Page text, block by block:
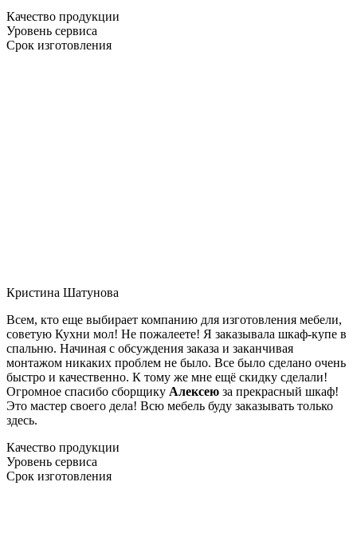
Качество продукции
Уровень сервиса
Срок изготовления
Кристина Шатунова
Всем, кто еще выбирает компанию для изготовления мебели,
советую Кухни мол! Не пожалеете! Я заказывала шкаф-купе в
спальню. Начиная с обсуждения заказа и заканчивая
монтажом никаких проблем не было. Все было сделано очень
быстро и качественно. К тому же мне ещё скидку сделали!
Огромное спасибо сборщику Алексею за прекрасный шкаф!
Это мастер своего дела! Всю мебель буду заказывать только
здесь.
Качество продукции
Уровень сервиса
Срок изготовления